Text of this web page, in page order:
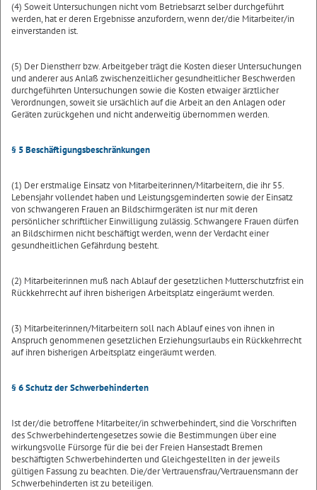
(4) Soweit Untersuchungen nicht vom Betriebsarzt selber durchgeführt
werden, hat er deren Ergebnisse anzufordern, wenn der/die Mitarbeiter/in
einverstanden ist.
(5) Der Dienstherr bzw. Arbeitgeber trägt die Kosten dieser Untersuchungen
und anderer aus Anlaß zwischenzeitlicher gesundheitlicher Beschwerden
durchgeführten Untersuchungen sowie die Kosten etwaiger ärztlicher
Verordnungen, soweit sie ursächlich auf die Arbeit an den Anlagen oder
Geräten zurückgehen und nicht anderweitig übernommen werden.
§ 5 Beschäftigungsbeschränkungen
(1) Der erstmalige Einsatz von Mitarbeiterinnen/Mitarbeitern, die ihr 55.
Lebensjahr vollendet haben und Leistungsgeminderten sowie der Einsatz
von schwangeren Frauen an Bildschirmgeräten ist nur mit deren
persönlicher schriftlicher Einwilligung zulässig. Schwangere Frauen dürfen
an Bildschirmen nicht beschäftigt werden, wenn der Verdacht einer
gesundheitlichen Gefährdung besteht.
(2) Mitarbeiterinnen muß nach Ablauf der gesetzlichen Mutterschutzfrist ein
Rückkehrrecht auf ihren bisherigen Arbeitsplatz eingeräumt werden.
(3) Mitarbeiterinnen/Mitarbeitern soll nach Ablauf eines von ihnen in
Anspruch genommenen gesetzlichen Erziehungsurlaubs ein Rückkehrrecht
auf ihren bisherigen Arbeitsplatz eingeräumt werden.
§ 6 Schutz der Schwerbehinderten
Ist der/die betroffene Mitarbeiter/in schwerbehindert, sind die Vorschriften
des Schwerbehindertengesetzes sowie die Bestimmungen über eine
wirkungsvolle Fürsorge für die bei der Freien Hansestadt Bremen
beschäftigten Schwerbehinderten und Gleichgestellten in der jeweils
gültigen Fassung zu beachten. Die/der Vertrauensfrau/Vertrauensmann der
Schwerbehinderten ist zu beteiligen.